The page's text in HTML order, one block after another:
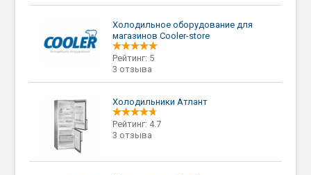
Холодильное оборудование для
магазинов Cooler-store
Рейтинг: 5
3 отзыва
Холодильники Атлант
Рейтинг: 4.7
3 отзыва